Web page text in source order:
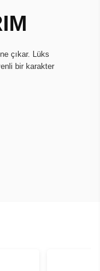
çıkar. Lüks
bir karakter